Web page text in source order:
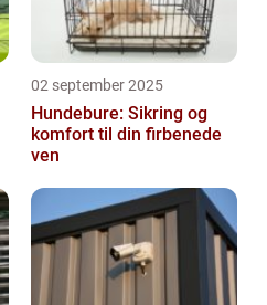
02 september 2025
Hundebure: Sikring og
komfort til din firbenede
ven